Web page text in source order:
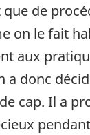
de
on le fait
aux
a donc
cap. Il a